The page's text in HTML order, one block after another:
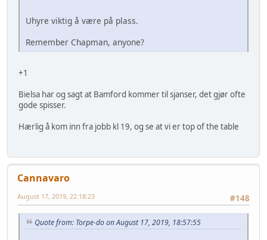
Uhyre viktig å være på plass.
Remember Chapman, anyone?
+1
Bielsa har og sagt at Bamford kommer til sjanser, det gjør ofte
gode spisser.
Hærlig å kom inn fra jobb kl 19, og se at vi er top of the table
Cannavaro
#148
August 17, 2019, 22:18:23
Quote from: Torpe-do on August 17, 2019, 18:57:55